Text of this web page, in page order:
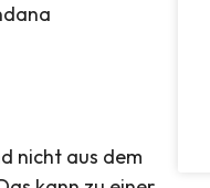
nicht aus dem